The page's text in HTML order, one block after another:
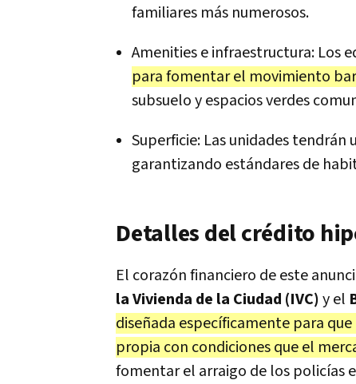
familiares más numerosos.
Amenities e infraestructura: Los
para fomentar el movimiento
subsuelo y espacios verdes
Superficie: Las unidades tendrán
garantizando estándares de
Detalles del crédito
El corazón financiero de este
la Vivienda de la Ciudad (IVC)y el
diseñada específicamente para
propia con condiciones que el
fomentar el arraigo de los policías